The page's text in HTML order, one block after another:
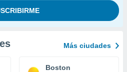
Más ciudades
Boston